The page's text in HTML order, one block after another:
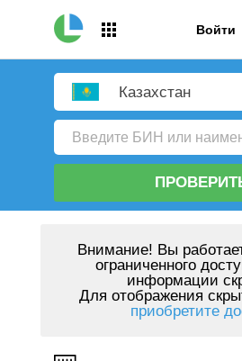
Войти
Казахстан
Внимание! Вы
ограниченного
информации
Для отображения
приобретите